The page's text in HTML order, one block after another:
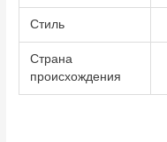
Стиль
Страна
происхождения